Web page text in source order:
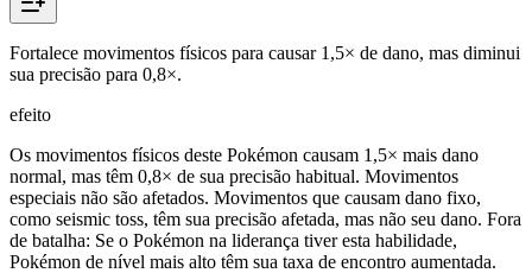
Fortalece movimentos físicos para causar 1,5× de dano, mas diminui
sua precisão para 0,8×.
efeito
Os movimentos físicos deste Pokémon causam 1,5× mais dano
normal, mas têm 0,8× de sua precisão habitual. Movimentos
especiais não são afetados. Movimentos que causam dano fixo,
como seismic toss, têm sua precisão afetada, mas não seu dano. Fora
de batalha: Se o Pokémon na liderança tiver esta habilidade,
Pokémon de nível mais alto têm sua taxa de encontro aumentada.